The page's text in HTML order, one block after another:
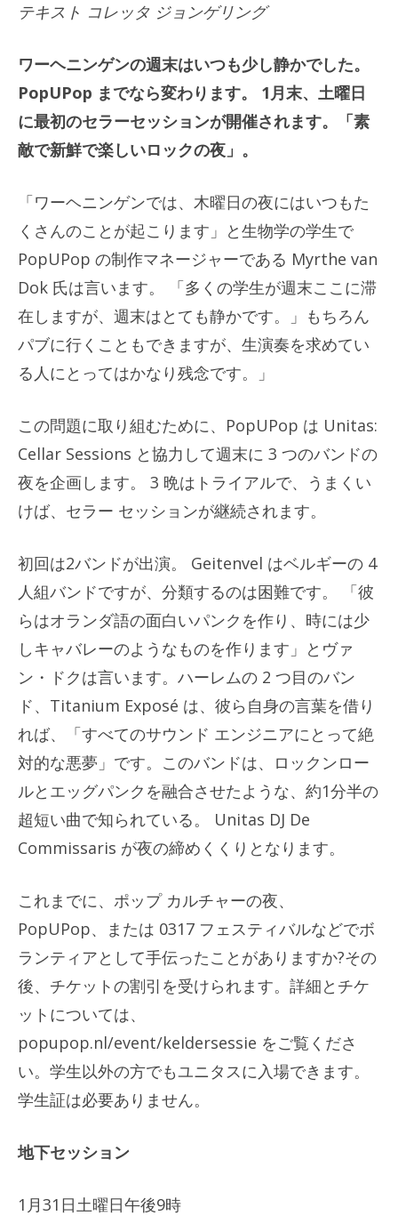
テキスト コレッタ ジョンゲリング
ワーヘニンゲンの週末はいつも少し静かでした。
PopUPop までなら変わります。 1月末、土曜日
に最初のセラーセッションが開催されます。「素
敵で新鮮で楽しいロックの夜」。
「ワーヘニンゲンでは、木曜日の夜にはいつもた
くさんのことが起こります」と生物学の学生で
PopUPop の制作マネージャーである Myrthe van
Dok 氏は言います。 「多くの学生が週末ここに滞
在しますが、週末はとても静かです。」もちろん
パブに行くこともできますが、生演奏を求めてい
る人にとってはかなり残念です。」
この問題に取り組むために、PopUPop は Unitas:
Cellar Sessions と協力して週末に 3 つのバンドの
夜を企画します。 3 晩はトライアルで、うまくい
けば、セラー セッションが継続されます。
初回は2バンドが出演。 Geitenvel はベルギーの 4
人組バンドですが、分類するのは困難です。 「彼
らはオランダ語の面白いパンクを作り、時には少
しキャバレーのようなものを作ります」とヴァ
ン・ドクは言います。ハーレムの 2 つ目のバン
ド、Titanium Exposé は、彼ら自身の言葉を借り
れば、「すべてのサウンド エンジニアにとって絶
対的な悪夢」です。このバンドは、ロックンロー
ルとエッグパンクを融合させたような、約1分半の
超短い曲で知られている。 Unitas DJ De
Commissaris が夜の締めくくりとなります。
これまでに、ポップ カルチャーの夜、
PopUPop、または 0317 フェスティバルなどでボ
ランティアとして手伝ったことがありますか?その
後、チケットの割引を受けられます。詳細とチケ
ットについては、
popupop.nl/event/keldersessie をご覧くださ
い。学生以外の方でもユニタスに入場できます。
学生証は必要ありません。
地下セッション
1月31日土曜日午後9時